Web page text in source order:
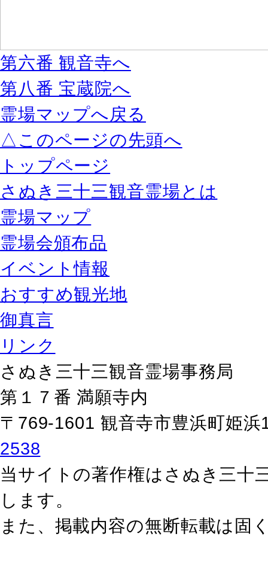
第六番 観音寺へ
第八番 宝蔵院へ
霊場マップへ戻る
△このページの先頭へ
トップページ
さぬき三十三観音霊場とは
霊場マップ
霊場会頒布品
イベント情報
おすすめ観光地
御真言
リンク
さぬき三十三観音霊場事務局
第１７番 満願寺内
〒769-1601 観音寺市豊浜町姫
2538
当サイトの著作権はさぬき三十
します。
また、掲載内容の無断転載は固